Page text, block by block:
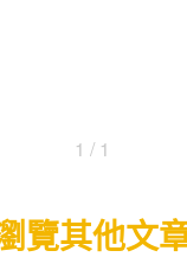
1 / 1
覽其他文